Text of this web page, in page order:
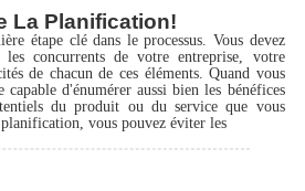
La Planification!
étape clé dans le processus. Vous devez
concurrents de votre entreprise, votre
de chacun de ces éléments. Quand vous
d'énumérer aussi bien les bénéfices
du produit ou du service que vous
vous pouvez éviter les